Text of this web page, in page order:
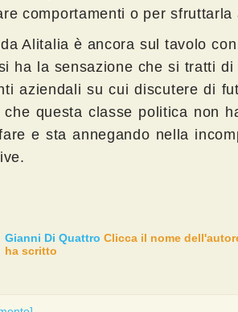
comportamenti o per sfruttarla
Alitalia è ancora sul tavolo
ha la sensazione che si tratti
aziendali su cui discutere di
che questa classe politica non
e sta annegando nella
Gianni Di Quattro Clicca il nome
ha scritto